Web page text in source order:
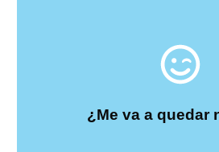
¿Me va a quedar
Significa una sonrisa que
lograrlo, hay que cuidar
forma y armonía. Dientes